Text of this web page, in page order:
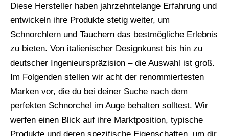
Diese Hersteller haben jahrzehntelange Erfahrung und
entwickeln ihre Produkte stetig weiter, um
Schnorchlern und Tauchern das bestmögliche Erlebnis
zu bieten. Von italienischer Designkunst bis hin zu
deutscher Ingenieurspräzision – die Auswahl ist groß.
Im Folgenden stellen wir acht der renommiertesten
Marken vor, die du bei deiner Suche nach dem
perfekten Schnorchel im Auge behalten solltest. Wir
werfen einen Blick auf ihre Marktposition, typische